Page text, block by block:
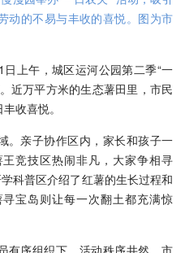
动的不易与丰收的喜悦。图为市
上午，城区运河公园第二季“一
近万平方米的生态薯田里，市民
收喜悦。
。亲子协作区内，家长和孩子一
竞技区热闹非凡，大家争相寻
科普区介绍了红薯的生长过程和
宝岛则让每一次翻土都充满惊
有序组织下，活动秩序井然。市